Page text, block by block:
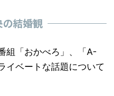
結婚観
組「おかべろ」、「A-
イベートな話題について